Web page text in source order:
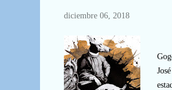
diciembre 06, 2018